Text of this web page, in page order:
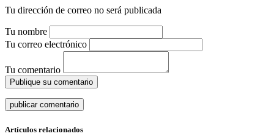
Tu dirección de correo no será publicada
Tu nombre
Tu correo electrónico
Tu comentario
Publique su comentario
Artículos relacionados